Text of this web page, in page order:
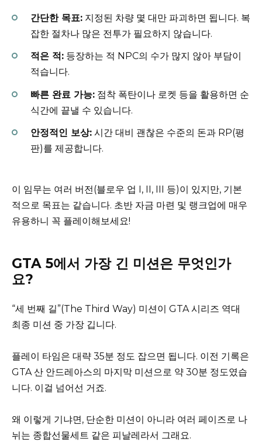
간단한 목표: 지정된 차량 몇 대만 파괴하면 됩니다. 복
잡한 절차나 많은 전투가 필요하지 않습니다.
적은 적: 등장하는 적 NPC의 수가 많지 않아 부담이
적습니다.
빠른 완료 가능: 점착 폭탄이나 로켓 등을 활용하면 순
식간에 끝낼 수 있습니다.
안정적인 보상: 시간 대비 괜찮은 수준의 돈과 RP(평
판)를 제공합니다.
이 임무는 여러 버전(블로우 업 I, II, III 등)이 있지만, 기본
적으로 목표는 같습니다. 초반 자금 마련 및 랭크업에 매우
유용하니 꼭 플레이해보세요!
GTA 5에서 가장 긴 미션은 무엇인가
요?
“세 번째 길”(The Third Way) 미션이 GTA 시리즈 역대
최종 미션 중 가장 깁니다.
플레이 타임은 대략 35분 정도 잡으면 됩니다. 이전 기록은
GTA 산 안드레아스의 마지막 미션으로 약 30분 정도였습
니다. 이걸 넘어선 거죠.
왜 이렇게 기냐면, 단순한 미션이 아니라 여러 페이즈로 나
뉘는 종합선물세트 같은 피날레라서 그래요.